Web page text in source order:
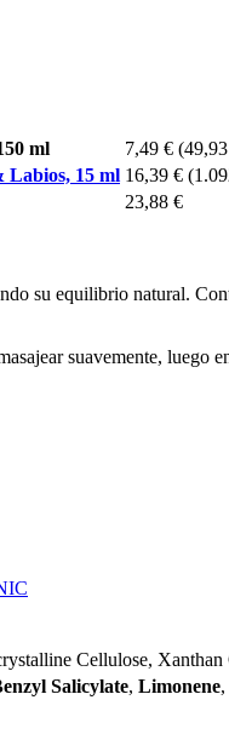
ml 7,49 €
Labios, 15 ml 16,39 €
23,88 €
su equilibrio natural.
suavemente,
Cellulose,
Salicylate, Limonene